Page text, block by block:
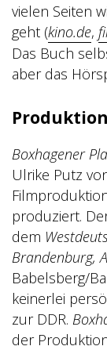
vielen Seiten
geht (kino.de,
Das Buch
aber das
Produktion
Boxhagener
Ulrike Putz
produziert.
dem
Brandenburg,
Babelsberg/
keinerlei
zur DDR.
der